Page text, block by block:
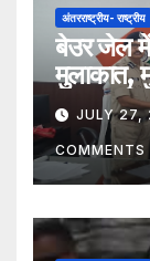
अंतरराष्ट्रीय- राष्ट्रीय
बेउर जेल में
मुलाकात,
मिला
JULY
COMMENTS